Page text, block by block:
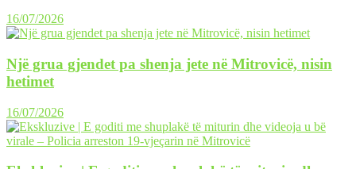
16/07/2026
Një grua gjendet pa shenja jete në Mitrovicë, nisin
hetimet
16/07/2026